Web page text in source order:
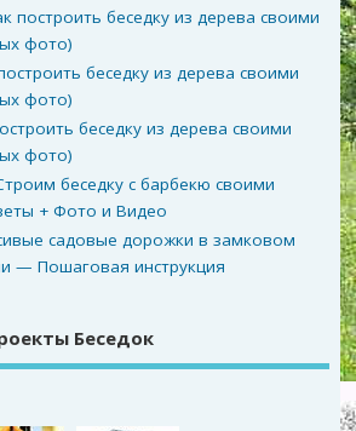
построить беседку из дерева своими
фото)
беседку из дерева своими
фото)
беседку из дерева своими
фото)
беседку с барбекю своими
+ Фото и Видео
садовые дорожки в замковом
— Пошаговая инструкция
Беседок